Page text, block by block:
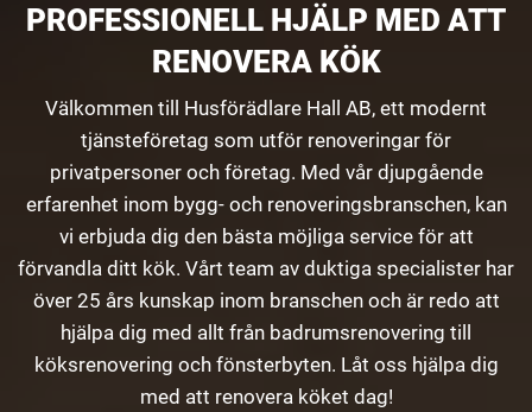
PROFESSIONELL HJÄLP MED ATT
RENOVERA KÖK
Välkommen till Husförädlare Hall AB, ett modernt
tjänsteföretag som utför renoveringar för
privatpersoner och företag. Med vår djupgående
erfarenhet inom bygg- och renoveringsbranschen, kan
vi erbjuda dig den bästa möjliga service för att
förvandla ditt kök. Vårt team av duktiga specialister har
över 25 års kunskap inom branschen och är redo att
hjälpa dig med allt från badrumsrenovering till
köksrenovering och fönsterbyten. Låt oss hjälpa dig
med att renovera köket dag!